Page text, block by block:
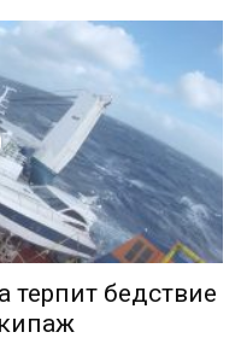
терпит бедствие